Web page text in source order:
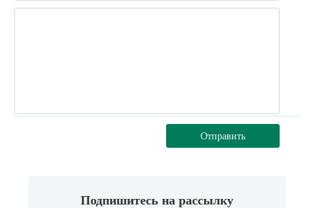
Отправить
Подпишитесь на рассылку